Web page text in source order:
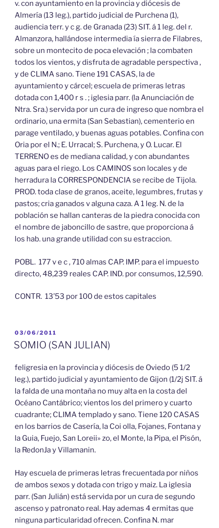
v. con ayuntamiento en la provincia y diócesis de
Almería (13 leg.), partido judicial de Purchena (1),
audiencia terr. y c g. de Granada (23) SIT. á 1 leg. del r.
Almanzora, hallándose intermedia ía sierra de Filabres,
sobre un montecito de poca elevación ; la combaten
todos los vientos, y disfruta de agradable perspectiva ,
y de CLIMA sano. Tiene 191 CASAS, la de
ayuntamiento y cárcel; escuela de primeras letras
dotada con 1,400 r s . ; iglesia parr. (la Anunciación de
Ntra. Sra.) servida por un cura de ingreso que nombra el
ordinario, una ermita (San Sebastian), cementerio en
parage ventilado, y buenas aguas potables. Confina con
Oria por el N.; E. Urracal; S. Purchena, y O. Lucar. El
TERRENO es de mediana calidad, y con abundantes
aguas para el riego. Los CAMINOS son locales y de
herradura la CORRESPONDENCIA se recibe de Tijola.
PROD. toda clase de granos, aceite, legumbres, frutas y
pastos; cria ganados v alguna caza. A 1 leg. N. de la
población se hallan canteras de la piedra conocida con
el nombre de jaboncillo de sastre, que proporciona á
los hab. una grande utilidad con su estraccion.
POBL. 177 v e c , 710 almas CAP. IMP. para el impuesto
directo, 48,239 reales CAP. IND. por consumos, 12,590.
CONTR. 13’53 por 100 de estos capitales
PUBLICADO
EL
03/06/2011
SOMIO (SAN JULIAN)
feligresia en la provincia y diócesis de Oviedo (5 1/2
leg.), partido judicial y ayuntamiento de Gijon (1/2j SIT. á
la falda de una montaña no muy alta en la costa del
Océano Cantábrico; vientos los del primero y cuarto
cuadrante; CLIMA templado y sano. Tiene 120 CASAS
en los barrios de Casería, la Coi olla, Fojanes, Fontana y
la Guia, Fuejo, San Loreii» zo, el Monte, la Pipa, el Pisón,
la RedonJa y Villamanin.
Hay escuela de primeras letras frecuentada por niños
de ambos sexos y dotada con trigo y maiz. La iglesia
parr. (San Julián) está servida por un cura de segundo
ascenso y patronato real. Hay ademas 4 ermitas que
ninguna particularidad ofrecen. Confina N. mar